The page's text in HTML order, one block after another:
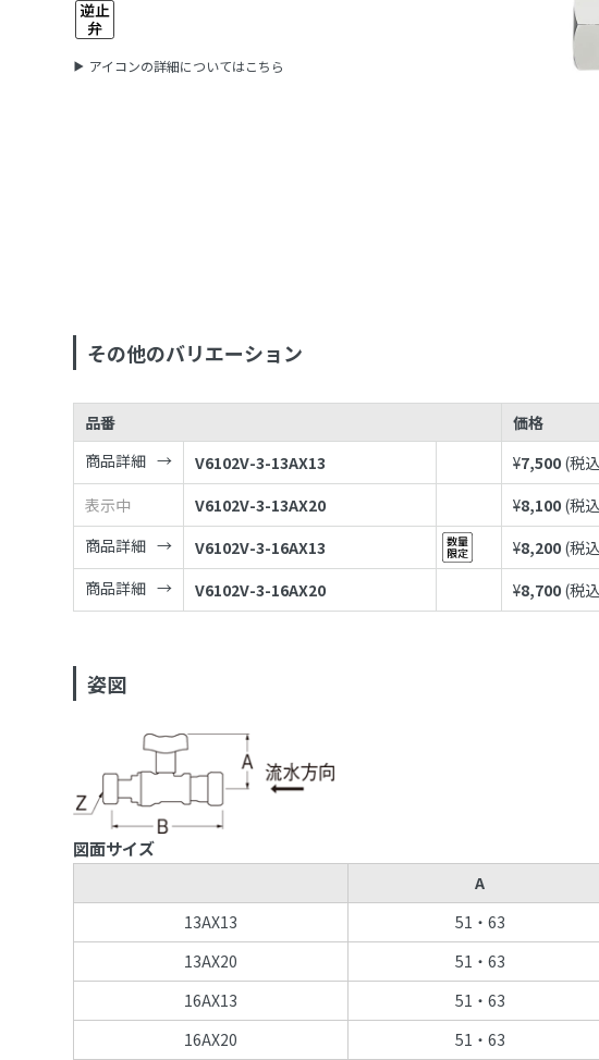
アイコンの詳細についてはこちら
その他のバリエーション
品番 価格
商品詳細
V6102V-3-13AX13 ¥7,500 (税
表示中
V6102V-3-13AX20 ¥8,100 (税
商品詳細
V6102V-3-16AX13 ¥8,200 (税
商品詳細
V6102V-3-16AX20 ¥8,700 (税
姿図
図面サイズ
A
13AX13
51・63
13AX20
51・63
16AX13
51・63
16AX20
51・63